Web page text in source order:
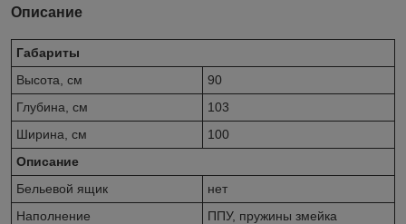
Описание
Габариты
Высота, см
90
Глубина, см
103
Ширина, см
100
Описание
Бельевой ящик
нет
Наполнение
ППУ, пружины змейка